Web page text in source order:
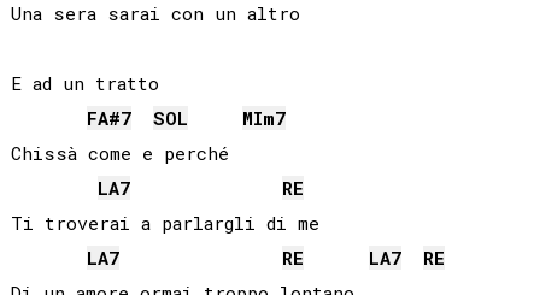
Una sera sarai con un altro
E ad un tratto
FA#7 SOL MIm7
Chissà come e perché
LA7
RE
Ti troverai a parlargli di me
LA7 RE LA7
RE